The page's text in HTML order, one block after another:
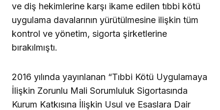
ve diş hekimlerine karşı ikame edilen tıbbi kötü
uygulama davalarının yürütülmesine ilişkin tüm
kontrol ve yönetim, sigorta şirketlerine
bırakılmıştı.
2016 yılında yayınlanan “Tıbbi Kötü Uygulamaya
İlişkin Zorunlu Mali Sorumluluk Sigortasında
Kurum Katkısına İlişkin Usul ve Esaslara Dair